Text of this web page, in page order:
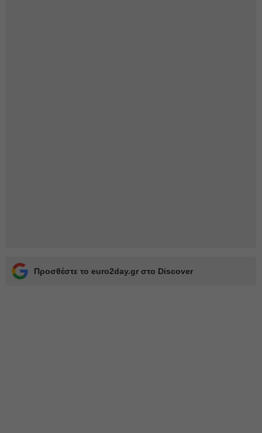
Προσθέστε το euro2day.gr στο Discover